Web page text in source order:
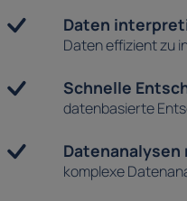
Daten
Daten effizient zu
Schnelle
datenbasierte
komplexe